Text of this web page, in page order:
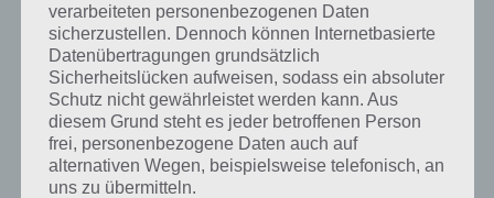
verarbeiteten personenbezogenen Daten
sicherzustellen. Dennoch können Internetbasierte
Datenübertragungen grundsätzlich
Sicherheitslücken aufweisen, sodass ein absoluter
Schutz nicht gewährleistet werden kann. Aus
diesem Grund steht es jeder betroffenen Person
frei, personenbezogene Daten auch auf
alternativen Wegen, beispielsweise telefonisch, an
uns zu übermitteln.